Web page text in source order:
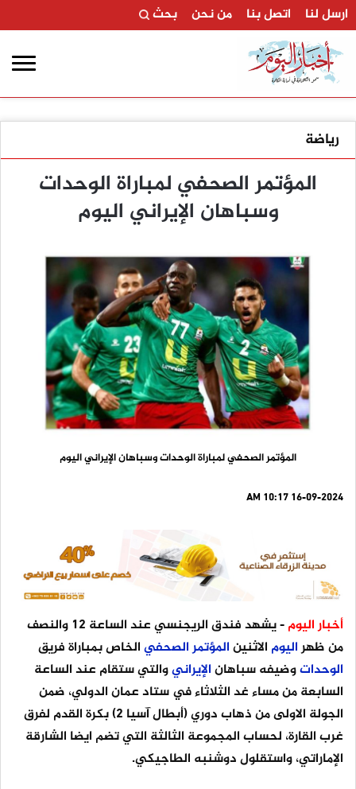
ارسل لنا اتصل بنا من نحن بحث
رياضة
المؤتمر الصحفي لمباراة الوحدات
وسباهان الإيراني اليوم
المؤتمر الصحفي لمباراة الوحدات وسباهان الإيراني اليوم
16-09-2024 10:17 AM
أخبار اليوم
- يشهد فندق الريجنسي عند الساعة 12 والنصف
من ظهراليوم الاثنينالمؤتمرالصحفيالخاص بمباراة فريق
الوحداتوضيفه سباهانالإيرانيوالتي ستقام عند الساعة
السابعة من مساء غد الثلاثاء في ستاد عمان الدولي، ضمن
الجولة الاولى من ذهاب دوري (أبطال آسيا 2) بكرة القدم لفرق
غرب القارة، لحساب المجموعة الثالثة التي تضم ايضا الشارقة
الإماراتي، واستقلول دوشنبه الطاجيكي.